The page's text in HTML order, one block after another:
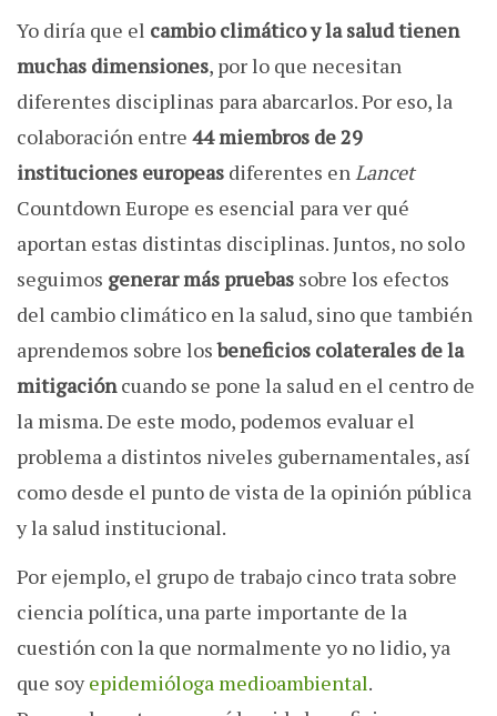
Yo diría que el cambio climático y la salud tienen
muchas dimensiones, por lo que necesitan
diferentes disciplinas para abarcarlos. Por eso, la
colaboración entre 44 miembros de 29
instituciones europeas diferentes enLancet
Countdown Europe es esencial para ver qué
aportan estas distintas disciplinas. Juntos, no solo
seguimos generar más pruebas sobre los efectos
del cambio climático en la salud, sino que también
aprendemos sobre losbeneficios colaterales de la
mitigacióncuando se pone la salud en el centro de
la misma. De este modo, podemos evaluar el
problema a distintos niveles gubernamentales, así
como desde el punto de vista de la opinión pública
y la salud institucional.
Por ejemplo, el grupo de trabajo cinco trata sobre
ciencia política, una parte importante de la
cuestión con la que normalmente yo no lidio, ya
que soyepidemióloga medioambiental.